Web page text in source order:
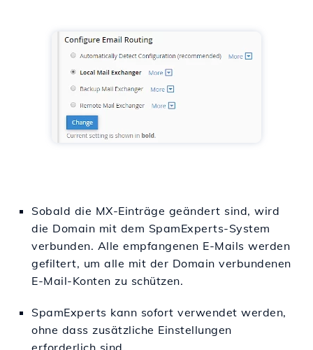
Sobald die MX-Einträge geändert sind, wird
die Domain mit dem SpamExperts-System
verbunden. Alle empfangenen E-Mails werden
gefiltert, um alle mit der Domain verbundenen
E-Mail-Konten zu schützen.
SpamExperts kann sofort verwendet werden,
ohne dass zusätzliche Einstellungen